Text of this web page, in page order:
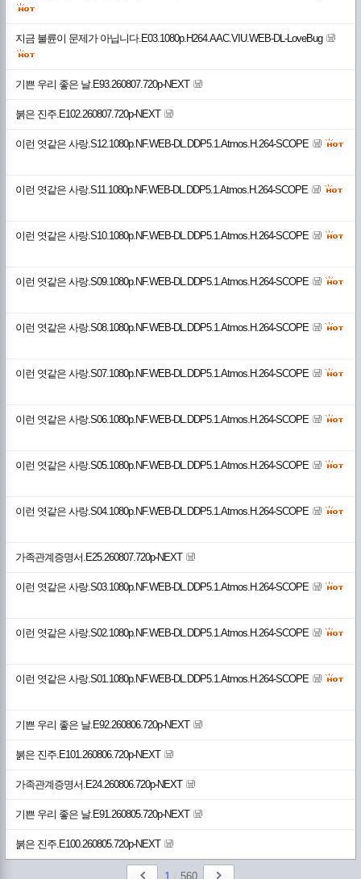
지금 불륜이 문제가 아닙니다.E03.1080p.H264.AAC.VIU.WEB-DL-LoveBug
기쁜 우리 좋은 날.E93.260807.720p-NEXT
붉은 진주.E102.260807.720p-NEXT
이런 엿같은 사랑.S12.1080p.NF.WEB-DL.DDP5.1.Atmos.H.264-SCOPE
이런 엿같은 사랑.S11.1080p.NF.WEB-DL.DDP5.1.Atmos.H.264-SCOPE
이런 엿같은 사랑.S10.1080p.NF.WEB-DL.DDP5.1.Atmos.H.264-SCOPE
이런 엿같은 사랑.S09.1080p.NF.WEB-DL.DDP5.1.Atmos.H.264-SCOPE
이런 엿같은 사랑.S08.1080p.NF.WEB-DL.DDP5.1.Atmos.H.264-SCOPE
이런 엿같은 사랑.S07.1080p.NF.WEB-DL.DDP5.1.Atmos.H.264-SCOPE
이런 엿같은 사랑.S06.1080p.NF.WEB-DL.DDP5.1.Atmos.H.264-SCOPE
이런 엿같은 사랑.S05.1080p.NF.WEB-DL.DDP5.1.Atmos.H.264-SCOPE
이런 엿같은 사랑.S04.1080p.NF.WEB-DL.DDP5.1.Atmos.H.264-SCOPE
가족관계증명서.E25.260807.720p-NEXT
이런 엿같은 사랑.S03.1080p.NF.WEB-DL.DDP5.1.Atmos.H.264-SCOPE
이런 엿같은 사랑.S02.1080p.NF.WEB-DL.DDP5.1.Atmos.H.264-SCOPE
이런 엿같은 사랑.S01.1080p.NF.WEB-DL.DDP5.1.Atmos.H.264-SCOPE
기쁜 우리 좋은 날.E92.260806.720p-NEXT
붉은 진주.E101.260806.720p-NEXT
가족관계증명서.E24.260806.720p-NEXT
기쁜 우리 좋은 날.E91.260805.720p-NEXT
붉은 진주.E100.260805.720p-NEXT
1 560